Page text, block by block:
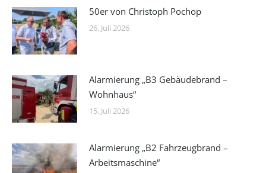
50er von Christoph Pochop
26. Juli 2026
Alarmierung „B3 Gebäudebrand –
Wohnhaus“
15. Juli 2026
Alarmierung „B2 Fahrzeugbrand –
Arbeitsmaschine“